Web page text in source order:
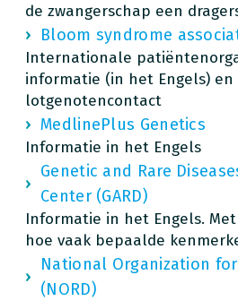
de zwangerschap een
Bloom syndrome
Internationale
informatie (in het Engels) en
lotgenotencontact
MedlinePlus Genetics
Informatie in het Engels
Genetic and Rare
Center (GARD)
Informatie in het Engels.
hoe vaak bepaalde
National Organization
(NORD)